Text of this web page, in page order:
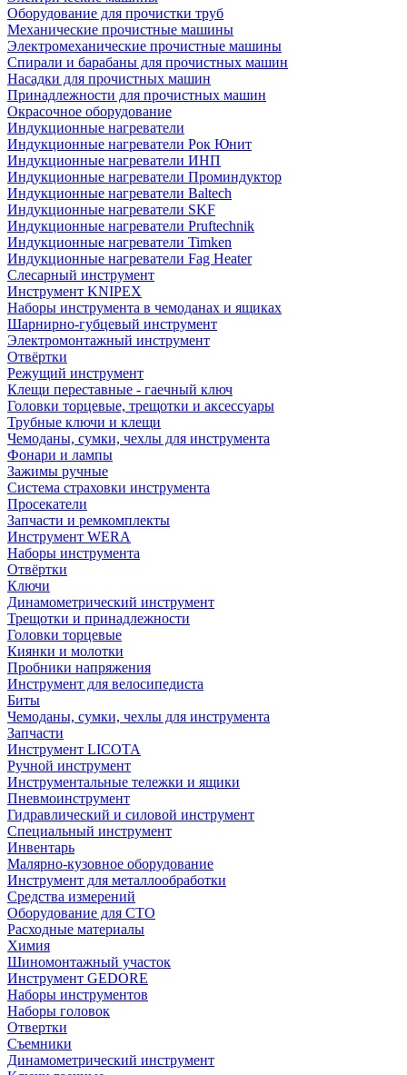
Оборудование для прочистки труб
Механические прочистные машины
Электромеханические прочистные машины
Спирали и барабаны для прочистных машин
Насадки для прочистных машин
Принадлежности для прочистных машин
Окрасочное оборудование
Индукционные нагреватели
Индукционные нагреватели Рок Юнит
Индукционные нагреватели ИНП
Индукционные нагреватели Проминдуктор
Индукционные нагреватели Baltech
Индукционные нагреватели SKF
Индукционные нагреватели Pruftechnik
Индукционные нагреватели Timken
Индукционные нагреватели Fag Heater
Слесарный инструмент
Инструмент KNIPEX
Наборы инструмента в чемоданах и ящиках
Шарнирно-губцевый инструмент
Электромонтажный инструмент
Отвёртки
Режущий инструмент
Клещи переставные - гаечный ключ
Головки торцевые, трещотки и аксессуары
Трубные ключи и клещи
Чемоданы, сумки, чехлы для инструмента
Фонари и лампы
Зажимы ручные
Система страховки инструмента
Просекатели
Запчасти и ремкомплекты
Инструмент WERA
Наборы инструмента
Отвёртки
Ключи
Динамометрический инструмент
Трещотки и принадлежности
Головки торцевые
Киянки и молотки
Пробники напряжения
Инструмент для велосипедиста
Биты
Чемоданы, сумки, чехлы для инструмента
Запчасти
Инструмент LICOTA
Ручной инструмент
Инструментальные тележки и ящики
Пневмоинструмент
Гидравлический и силовой инструмент
Специальный инструмент
Инвентарь
Малярно-кузовное оборудование
Инструмент для металлообработки
Средства измерений
Оборудование для СТО
Расходные материалы
Химия
Шиномонтажный участок
Инструмент GEDORE
Наборы инструментов
Наборы головок
Отвертки
Съемники
Динамометрический инструмент